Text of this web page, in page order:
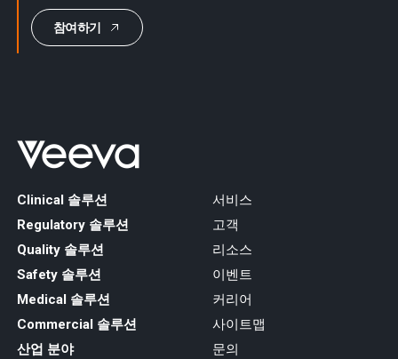
참여하기
Clinical 솔루션
Regulatory 솔루션
Quality 솔루션
Safety 솔루션
Medical 솔루션
Commercial 솔루션
산업 분야
서비스
고객
리소스
이벤트
커리어
사이트맵
문의